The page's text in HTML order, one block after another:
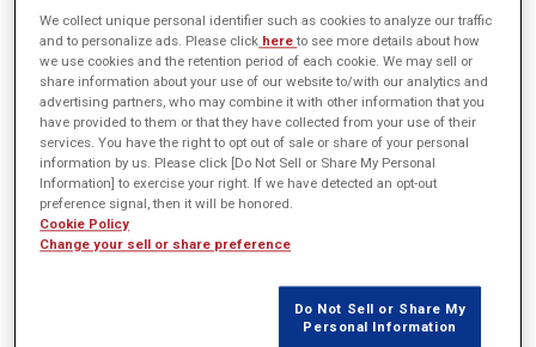
サインイン するとデータがダウンロードできます
手順・サンプルデータ
はじめに
を学習するためにサンプルデータと操作手順を示します。
We collect unique personal identifier such as cookies to analyze our traffic
and to personalize ads. Please click hereto see more details about how
we use cookies and the retention period of each cookie. We may sell or
share information about your use of our website to/with our analytics and
advertising partners, who may combine it with other information that you
have provided to them or that they have collected from your use of their
services. You have the right to opt out of sale or share of your personal
information by us. Please click [Do Not Sell or Share My Personal
Information] to exercise your right. If we have detected an opt-out
preference signal, then it will be honored.
Cookie Policy
Change your sell or share preference
Do Not Sell or Share My
Personal Information